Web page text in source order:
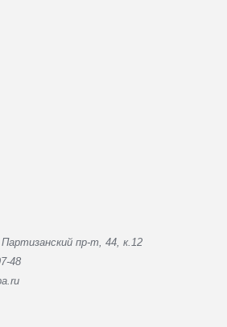
пр-т, 44, к.12
48